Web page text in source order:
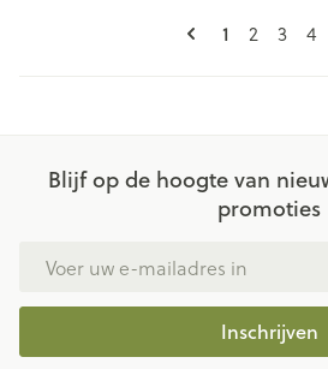
Pagina's
U lees
1 Pagina
2 Pagina
3 4
Blijf op de hoogte van
promoties
Inschrijven